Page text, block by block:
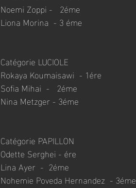
Noemi Zoppi -   2éme
Liona Morina  - 3 éme
Catégorie LUCIOLE
Rokaya Koumaisawi  - 1ére
Sofia Mihai  -   2éme
Nina Metzger - 3éme
Catégorie PAPILLON
Odette Serghei - ére
Lina Ayer  -  2éme
Nohemie Poveda Hernandez  - 3éme